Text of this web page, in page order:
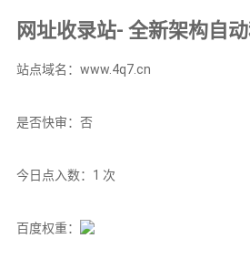
站点域名：www.4q7.cn
是否快审：否
今日点入数：1 次
百度权重：